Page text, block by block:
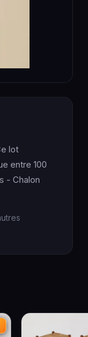
lot
entre 100
- Chalon